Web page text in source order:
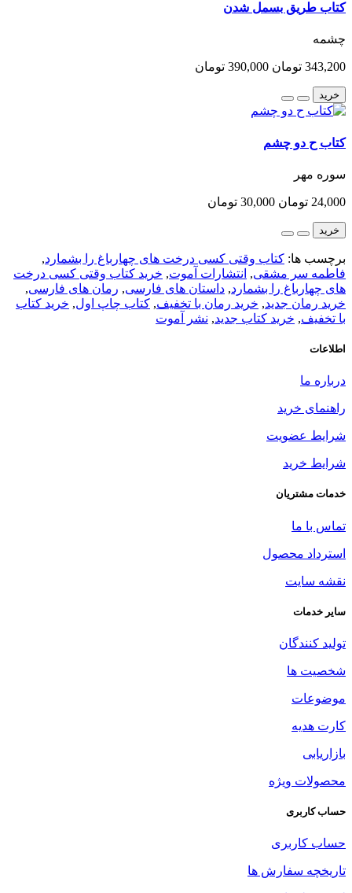
کتاب طریق بسمل شدن
چشمه
343,200 تومان 390,000 تومان
خرید
کتاب ح دو چشم
سوره مهر
24,000 تومان 30,000 تومان
خرید
برچسب ها: کتاب وقتی کسی درخت های چهارباغ را بشمارد,
فاطمه سر مشقی, انتشارات آموت, خرید کتاب وقتی کسی درخت
های چهارباغ را بشمارد, داستان های فارسی, رمان های فارسی,
خرید رمان جدید, خرید رمان با تخفیف, کتاب چاپ اول, خرید کتاب
با تخفیف, خرید کتاب جدید, نشر آموت
اطلاعات
درباره ما
راهنمای خرید
شرایط عضویت
شرایط خرید
خدمات مشتریان
تماس با ما
استرداد محصول
نقشه سایت
سایر خدمات
تولید کنندگان
شخصیت ها
موضوعات
کارت هدیه
بازاریابی
محصولات ویژه
حساب کاربری
حساب کاربری
تاریخچه سفارش ها